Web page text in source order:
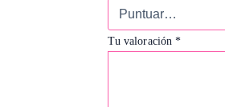
Tu valoración *